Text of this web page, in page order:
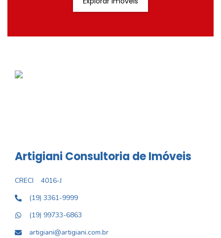
Artigiani Consultoria de Imóveis
CRECI
4016-J
(19) 3361-9999
(19) 99733-6863
artigiani@artigiani.com.br